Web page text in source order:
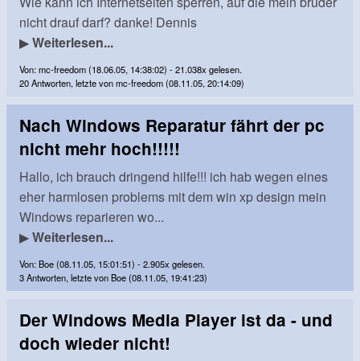
nicht drauf darf? danke! Dennis
▶Weiterlesen...
Von: mc-freedom (18.06.05, 14:38:02) - 21.038x gelesen.
20 Antworten, letzte von mc-freedom (08.11.05, 20:14:09)
Nach Windows Reparatur fährt der pc
nicht mehr hoch!!!!!
Hallo, ich brauch dringend hilfe!!! ich hab wegen eines
eher harmlosen problems mit dem win xp design mein
Windows reparieren wo...
▶Weiterlesen...
Von: Boe (08.11.05, 15:01:51) - 2.905x gelesen.
3 Antworten, letzte von Boe (08.11.05, 19:41:23)
Der Windows Media Player ist da - und
doch wieder nicht!